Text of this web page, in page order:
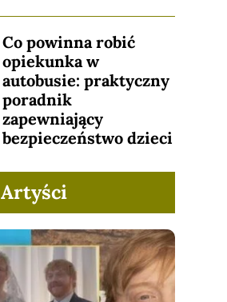
Co powinna robić
opiekunka w
autobusie: praktyczny
poradnik
zapewniający
bezpieczeństwo dzieci
Artyści